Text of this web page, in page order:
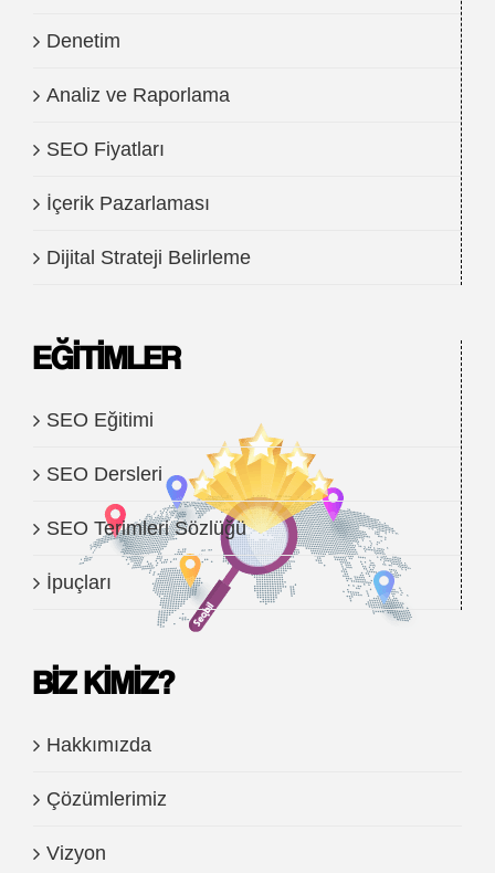
Denetim
Analiz ve Raporlama
SEO Fiyatları
İçerik Pazarlaması
Dijital Strateji Belirleme
EĞITIMLER
SEO Eğitimi
SEO Dersleri
SEO Terimleri Sözlüğü
İpuçları
BIZ KIMIZ?
Hakkımızda
Çözümlerimiz
Vizyon